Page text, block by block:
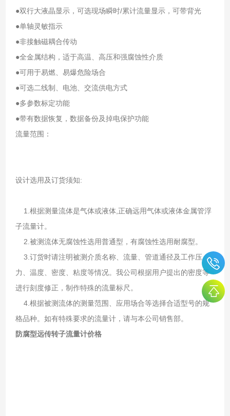
●双行大液晶显示，可选现场瞬时/累计流量显示，可带背光
●单轴灵敏指示
●非接触磁耦合传动
●全金属结构，适于高温、高压和强腐蚀性介质
●可用于易燃、易爆危险场合
●可选二线制、电池、交流供电方式
●多参数标定功能
●带有数据恢复，数据备份及掉电保护功能
流量范围：
设计选用及订货须知:
1.根据测量流体是气体或液体,正确远用气体或液体金属管浮
子流量计。
2.被测流体无腐蚀性选用普通型，有腐蚀性选用耐腐型。
3.订货时请注明被测介质名称、流量、管道通径及工作压
力、温度、密度、粘度等情况。我公司根据用户提出的密度等
进行刻度修正，制作特殊的流量标尺。
4.根据被测流体的测量范围、应用场合等选择合适型号的规
格品种。如有特殊要求的流量计，请与本公司销售部。
防腐型远传转子流量计价格